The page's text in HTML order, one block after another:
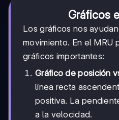
Gráficos
Los gráficos nos
movimiento. En el MRU
gráficos importantes:
Gráfico de posición
línea recta
positiva. La
a la velocidad.